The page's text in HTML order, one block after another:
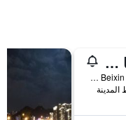
نيو كاليفورنيا هوتل
No.1 Sec 1 Beixin Road Xindian City, اكسينديان, تايوان